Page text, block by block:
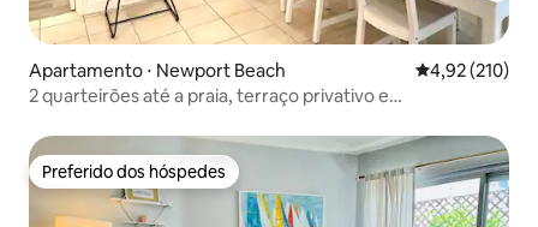
Apartamento ⋅ Newport Beach 4,92 de uma
4,92 (210)
2 quarteirões até a praia, terraço privativo e
Preferido dos hóspedes
Preferido dos hóspedes